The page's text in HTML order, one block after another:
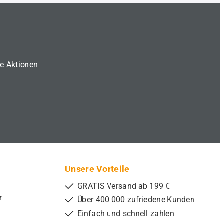
Aktionen
Unsere Vorteile
GRATIS Versand ab 199 €
Über 400.000 zufriedene Kunden
Einfach und schnell zahlen